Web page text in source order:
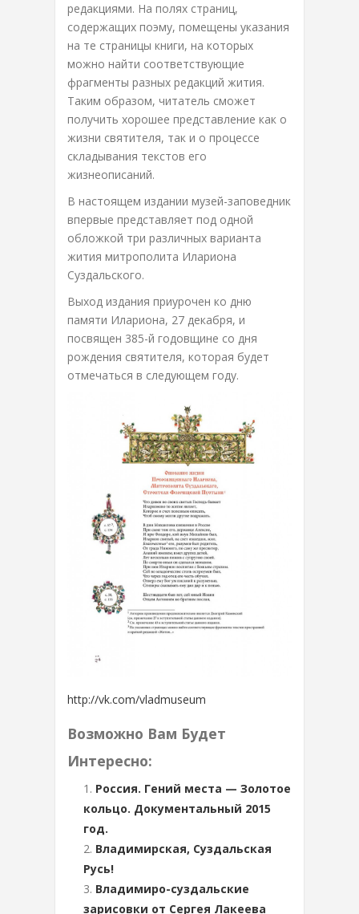
редакциями. На полях страниц,
содержащих поэму, помещены указания
на те страницы книги, на которых
можно найти соответствующие
фрагменты разных редакций жития.
Таким образом, читатель сможет
получить хорошее представление как о
жизни святителя, так и о процессе
складывания текстов его
жизнеописаний.
В настоящем издании музей-заповедник
впервые представляет под одной
обложкой три различных варианта
жития митрополита Илариона
Суздальского.
Выход издания приурочен ко дню
памяти Илариона, 27 декабря, и
посвящен 385-й годовщине со дня
рождения святителя, которая будет
отмечаться в следующем году.
http://vk.com/vladmuseum
Возможно Вам Будет
Интересно:
Россия. Гений места — Золотое
кольцо. Документальный 2015
год.
Владимирская, Суздальская
Русь!
Владимиро-суздальские
зарисовки от Сергея Лакеева